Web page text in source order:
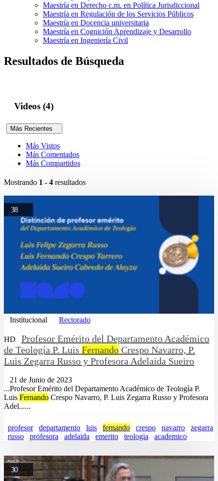
Maestría en Derecho c.m. en Política Jurisdiccional
Maestría en Regulación de los Servicios Públicos
Maestría en Docencia universitaria
Maestría en Cognición Aprendizaje y Desarrollo
Maestría en Ingeniería Civil
Resultados de Búsqueda
Videos (4)
Más Recientes
Más Vistos
Más Comentados
Más Compartidos
Mostrando 1 - 4 resultados
38
Institucional Rectorado
HD
Profesor Emérito del Departamento Académico
de Teología P. Luis Fernando Crespo Navarro, P.
Luis Zegarra Russo y Profesora Adelaida Sueiro
21 de Junio de 2023
...Profesor Emérito del Departamento Académico de Teología P.
Luis Fernando Crespo Navarro, P. Luis Zegarra Russo y Profesora
Adel......
profesor departamento luis fernando crespo navarro
zegarra
russo
profesora adelaida emerito teologia academico
30